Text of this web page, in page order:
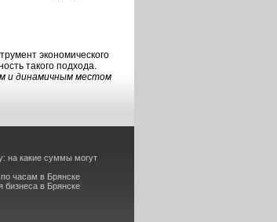
экономического
такого подхода.
и динамичным местом
на какие суммы могут
часам в Брянске
бизнеса в Брянске